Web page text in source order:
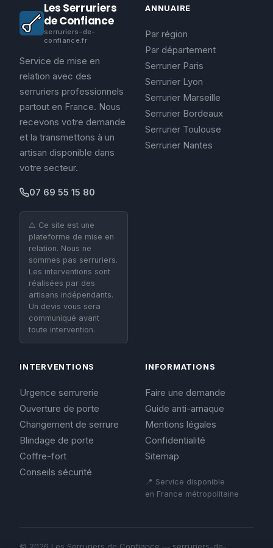
Les Serruriers
de Confiance
serruriers-de-
confiance.fr
Service de mise en
relation avec des
serruriers professionnels
partout en France. Nous
recevons votre demande
et la transmettons à un
artisan disponible dans
votre secteur.
07 69 55 15 80
⚠️ Ce site est une
plateforme de mise en
relation. Nous ne
sommes pas serruriers.
Les interventions sont
réalisées par des
artisans indépendants.
Un devis vous sera
communiqué avant
toute intervention.
ANNUAIRE
Par région
Par département
Serrurier Paris
Serrurier Lyon
Serrurier Marseille
Serrurier Bordeaux
Serrurier Toulouse
Serrurier Nantes
INTERVENTIONS
Urgence serrurerie
Ouverture de porte
Changement de serrure
Blindage de porte
Coffre-fort
Conseils sécurité
INFORMATIONS
Faire une demande
Guide anti-arnaque
Mentions légales
Confidentialité
Sitemap
📍 Service disponible
en France métropolitaine